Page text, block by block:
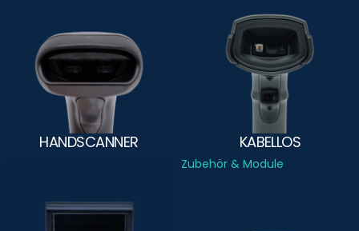
HANDSCANNER KABELLOS
Zubehör & Module